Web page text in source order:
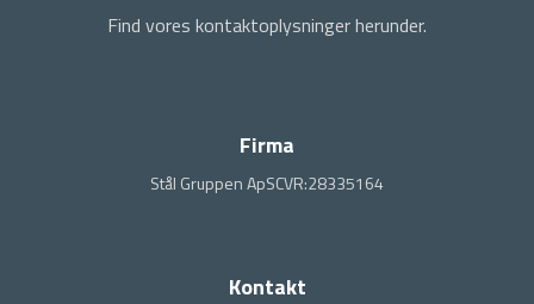
Find vores kontaktoplysninger herunder.
Firma
Stål Gruppen ApSCVR:28335164
Kontakt